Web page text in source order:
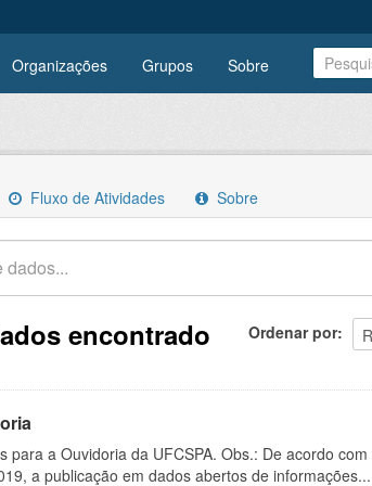
Organizações Grupos Sobre
Fluxo de Atividades Sobre
Ordenar por
encontrado
para a Ouvidoria da UFCSPA. Obs.: De acordo
a publicação em dados abertos de informações...